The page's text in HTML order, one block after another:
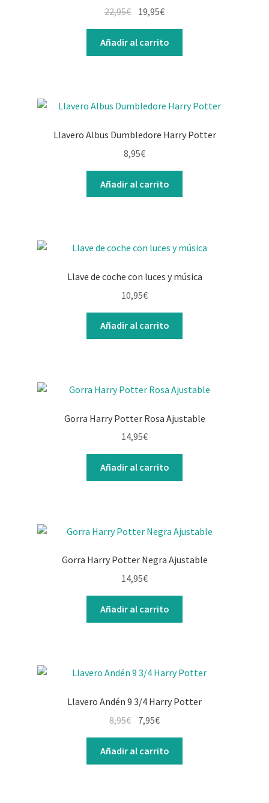
22,95€ El
original
era:
19,95€El
actual
es:
Añadir al carrito
Llavero Albus Dumbledore Harry Potter
8,95€
Añadir al carrito
Llave de coche con luces y música
10,95€
Añadir al carrito
Gorra Harry Potter Rosa Ajustable
14,95€
Añadir al carrito
Gorra Harry Potter Negra Ajustable
14,95€
Añadir al carrito
Llavero Andén 9 3/4 Harry Potter
8,95€ El
original
era:
7,95€El
actual
es:
Añadir al carrito